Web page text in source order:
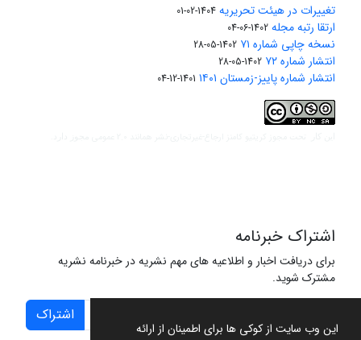
این وب سایت از کوکی ها برای اطمینان از ارائه
تغییرات در هیئت تحریریه 1404-02-01
ارتقا رتبه مجله 1402-06-04
نسخه چاپی شماره ۷۱ 1402-05-28
انتشار شماره ۷۲ 1402-05-28
انتشار شماره پاییز-زمستان ۱۴۰۱ 1401-12-04
اشتراک خبرنامه
برای دریافت اخبار و اطلاعیه های مهم نشریه در خبرنامه نشریه
مشترک شوید.
اشتراک